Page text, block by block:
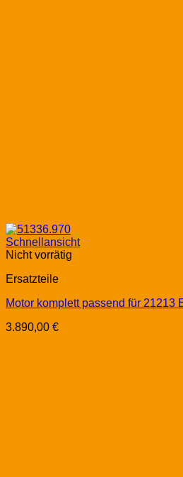
Schnellansicht
Nicht vorrätig
Ersatzteile
Motor komplett passend für 21213
3.890,00 €